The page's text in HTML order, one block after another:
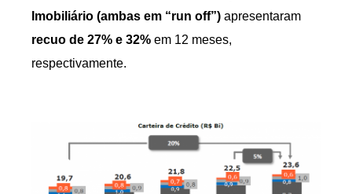
Imobiliário (ambas em “run off”) apresentaram
recuo de 27% e 32% em 12 meses,
respectivamente.